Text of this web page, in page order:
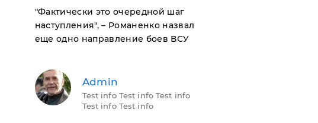
​"Фактически это очередной шаг
наступления", – Романенко назвал
еще одно направление боев ВСУ
Admin
Test info Test info Test info
Test info Test info